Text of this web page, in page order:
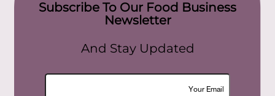
Subscribe To Our Food Business
Newsletter
And Stay Updated